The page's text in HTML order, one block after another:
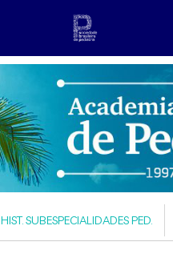
HIST. SUBESPECIALIDADES PED.